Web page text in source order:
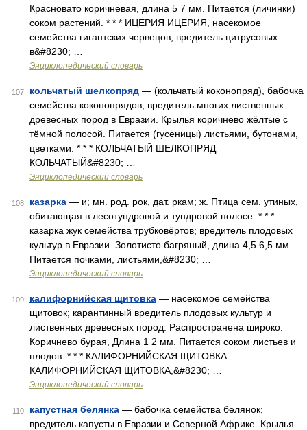
Красновато коричневая, длина 5 7 мм. Питается (личинки)
соком растений. * * * ИЦЕРИЯ ИЦЕРИЯ, насекомое
семейства гигантских червецов; вредитель цитрусовых
в&#8230; …
Энциклопедический словарь
107 кольчатый шелкопряд — (кольчатый коконопряд), бабочка
семейства коконопрядов; вредитель многих лиственных
древесных пород в Евразии. Крылья коричнево жёлтые с
тёмной полосой. Питается (гусеницы) листьями, бутонами,
цветками. * * * КОЛЬЧАТЫЙ ШЕЛКОПРЯД
КОЛЬЧАТЫЙ&#8230; …
Энциклопедический словарь
108 казарка — и; мн. род. рок, дат. ркам; ж. Птица сем. утиных,
обитающая в лесотундровой и тундровой полосе. * * *
казарка жук семейства трубковёртов; вредитель плодовых
культур в Евразии. Золотисто багряный, длина 4,5 6,5 мм.
Питается почками, листьями,&#8230; …
Энциклопедический словарь
109 калифорнийская щитовка — насекомое семейства
щитовок; карантинный вредитель плодовых культур и
лиственных древесных пород. Распространена широко.
Коричнево бурая, Длина 1 2 мм. Питается соком листьев и
плодов. * * * КАЛИФОРНИЙСКАЯ ЩИТОВКА
КАЛИФОРНИЙСКАЯ ЩИТОВКА,&#8230; …
Энциклопедический словарь
110 капустная белянка — бабочка семейства белянок;
вредитель капусты в Евразии и Северной Африке. Крылья